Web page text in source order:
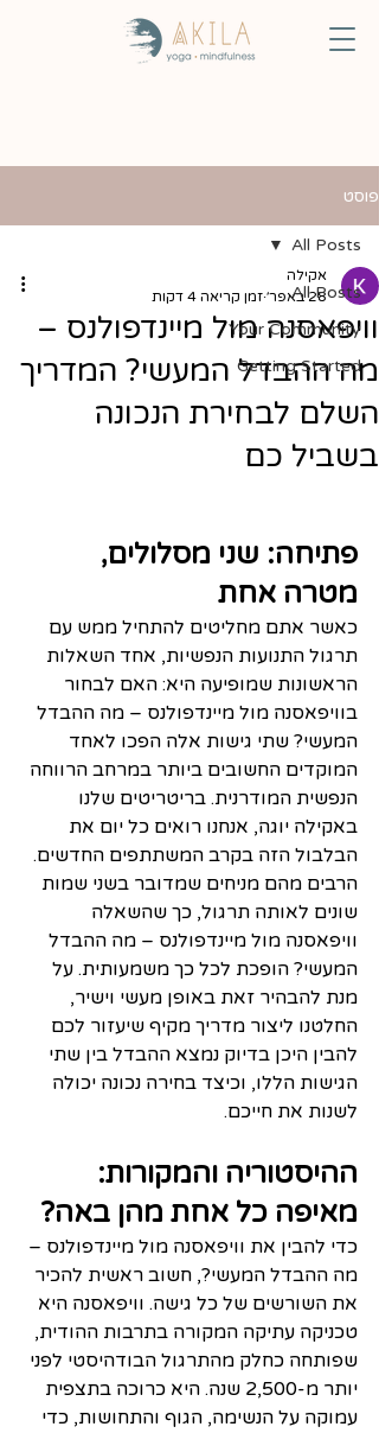
פוסט
All Posts
Your Community
Getting Started
All Posts
וויפאסנה מול מיינדפולנס –
מה ההבדל המעשי? המדריך
השלם לבחירת הנכונה
בשביל כם
אקילה
28 באפר׳
זמן קריאה 4 דקות
פתיחה: שני מסלולים,
מטרה אחת
כאשר אתם מחליטים להתחיל ממש עם
תרגול התנועות הנפשיות, אחד השאלות
הראשונות שמופיעה היא: האם לבחור
בוויפאסנה מול מיינדפולנס – מה ההבדל
המעשי? שתי גישות אלה הפכו לאחד
המוקדים החשובים ביותר במרחב הרווחה
הנפשית המודרנית. בריטריטים שלנו
באקילה יוגה, אנחנו רואים כל יום את
הבלבול הזה בקרב המשתתפים החדשים.
הרבים מהם מניחים שמדובר בשני שמות
שונים לאותה תרגול, כך שהשאלה
וויפאסנה מול מיינדפולנס – מה ההבדל
המעשי? הופכת לכל כך משמעותית. על
מנת להבהיר זאת באופן מעשי וישיר,
החלטנו ליצור מדריך מקיף שיעזור לכם
להבין היכן בדיוק נמצא ההבדל בין שתי
הגישות הללו, וכיצד בחירה נכונה יכולה
לשנות את חייכם.
ההיסטוריה והמקורות:
מאיפה כל אחת מהן באה?
כדי להבין את וויפאסנה מול מיינדפולנס –
מה ההבדל המעשי?, חשוב ראשית להכיר
את השורשים של כל גישה. וויפאסנה היא
טכניקה עתיקה המקורה בתרבות ההודית,
שפותחה כחלק מהתרגול הבודהיסטי לפני
יותר מ-2,500 שנה. היא כרוכה בתצפית
עמוקה על הנשימה, הגוף והתחושות, כדי